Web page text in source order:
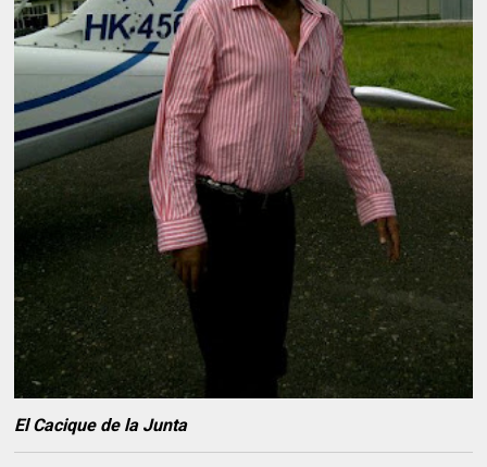
El Cacique de la Junta